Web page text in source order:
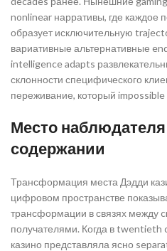
nonlinear нарративы, где каждое
образует исключительную
вариативные альтернативные
intelligence adapts
склонности специфического
переживание, который
Место
содержании
Трансформация места Дэдди
цифровом пространстве
трансформации в связях между
получателями. Когда в twentieth
казино представляла ясно